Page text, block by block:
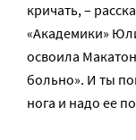
кричать, –
«Академики»
освоила
больно». И ты
нога и надо ее